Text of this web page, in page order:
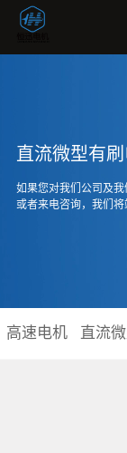
直流微型有
如果您对我们公司及
或者来电咨询，我们
高速电机 直流